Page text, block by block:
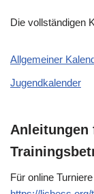
Die vollständigen
Allgemeiner
Jugendkalender
Anleitungen
Für online